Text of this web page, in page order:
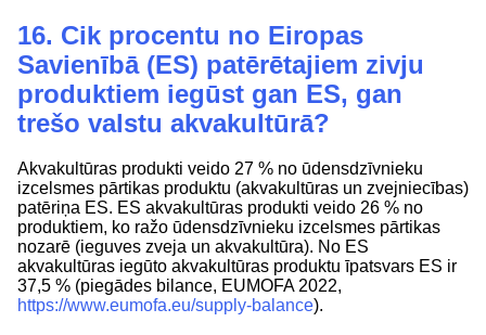
16. Cik procentu no Eiropas
Savienībā (ES) patērētajiem zivju
produktiem iegūst gan ES, gan
trešo valstu akvakultūrā?
Akvakultūras produkti veido 27 % no ūdensdzīvnieku
izcelsmes pārtikas produktu (akvakultūras un zvejniecības)
patēriņa ES. ES akvakultūras produkti veido 26 % no
produktiem, ko ražo ūdensdzīvnieku izcelsmes pārtikas
nozarē (ieguves zveja un akvakultūra). No ES
akvakultūras iegūto akvakultūras produktu īpatsvars ES ir
37,5 % (piegādes bilance, EUMOFA 2022,
https://www.eumofa.eu/supply-balance).